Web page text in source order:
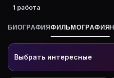
1 работа
БИОГРАФИЯФИЛЬМОГРАФИЯ
Выбрать интересные